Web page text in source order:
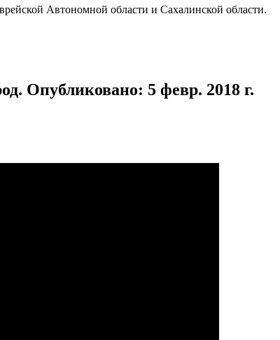
Автономной области и Сахалинской области.
Опубликовано: 5 февр. 2018 г.